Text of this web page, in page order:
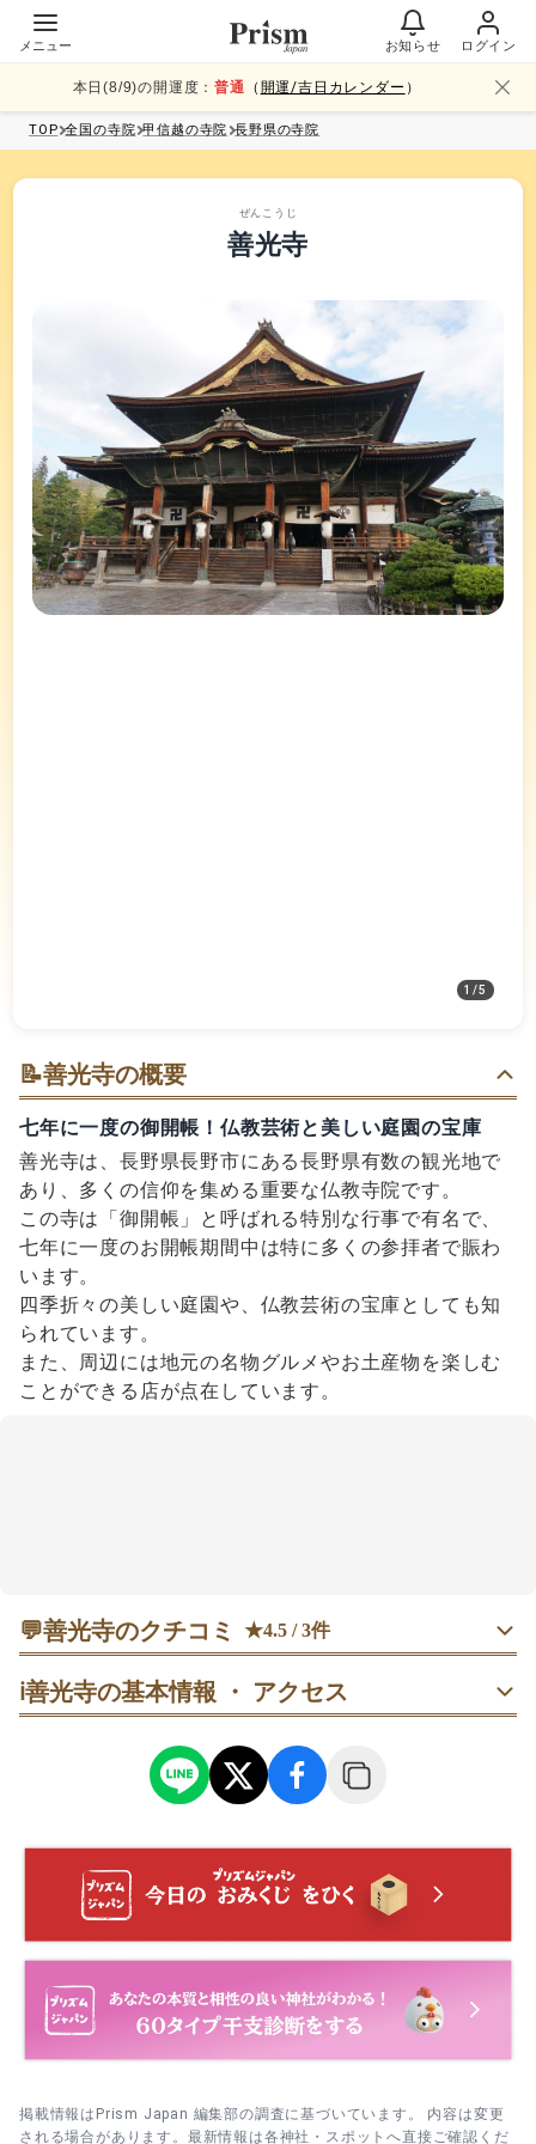
メニュー お知らせ ログイン
本日(8/9)の開運度：普通 （ 開運/吉日カレンダー ）
TOP 全国の寺院 甲信越の寺院 長野県の寺院
ぜんこうじ
善光寺
1/5
📝善光寺の概要
七年に一度の御開帳！仏教芸術と美しい庭園の宝庫
善光寺は、長野県長野市にある長野県有数の観光地で
あり、多くの信仰を集める重要な仏教寺院です。
この寺は「御開帳」と呼ばれる特別な行事で有名で、
七年に一度のお開帳期間中は特に多くの参拝者で賑わ
います。
四季折々の美しい庭園や、仏教芸術の宝庫としても知
られています。
また、周辺には地元の名物グルメやお土産物を楽しむ
ことができる店が点在しています。
💬善光寺のクチコミ ★4.5 / 3件
ℹ️善光寺の基本情報 ・ アクセス
掲載情報はPrism Japan 編集部の調査に基づいています。 内容は変更
される場合があります。最新情報は各神社・スポットへ直接ご確認くだ